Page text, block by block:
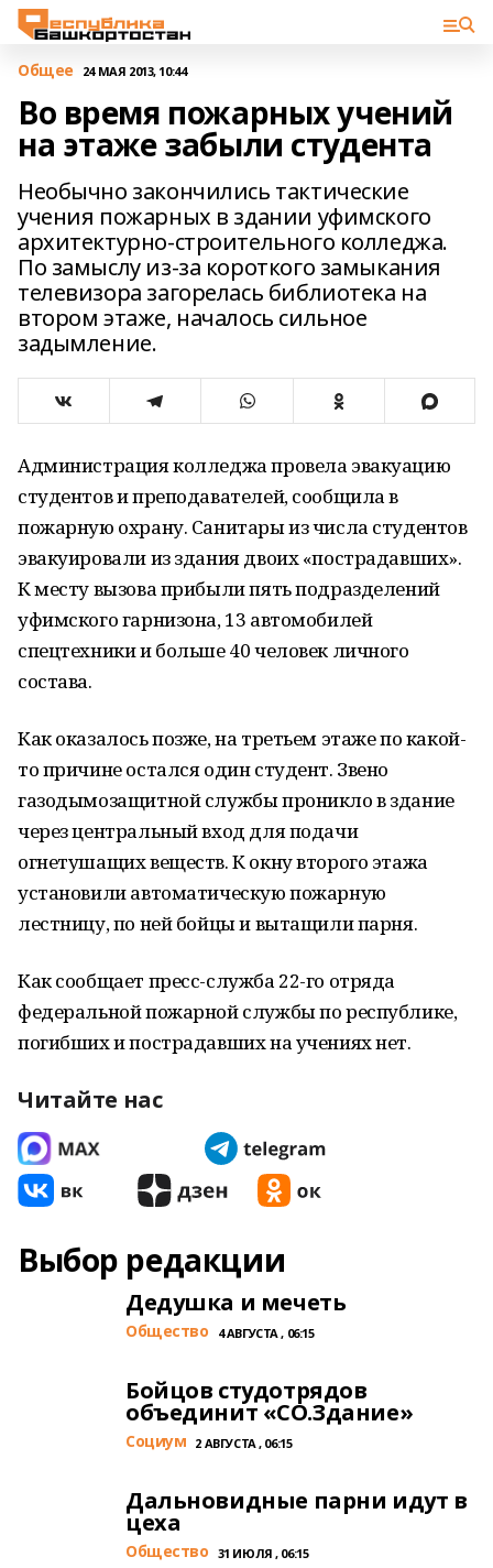
Общее 24 МАЯ 2013, 10:44
Во время пожарных учений
на этаже забыли студента
Необычно закончились тактические
учения пожарных в здании уфимского
архитектурно-строительного колледжа.
По замыслу из-за короткого замыкания
телевизора загорелась библиотека на
втором этаже, началось сильное
задымление.
Администрация колледжа провела эвакуацию
студентов и преподавателей, сообщила в
пожарную охрану. Санитары из числа студентов
эвакуировали из здания двоих «пострадавших».
К месту вызова прибыли пять подразделений
уфимского гарнизона, 13 автомобилей
спецтехники и больше 40 человек личного
состава.
Как оказалось позже, на третьем этаже по какой-
то причине остался один студент. Звено
газодымозащитной службы проникло в здание
через центральный вход для подачи
огнетушащих веществ. К окну второго этажа
установили автоматическую пожарную
лестницу, по ней бойцы и вытащили парня.
Как сообщает пресс-служба 22-го отряда
федеральной пожарной службы по республике,
погибших и пострадавших на учениях нет.
Читайте нас
Выбор редакции
Дедушка и мечеть
Общество 4 АВГУСТА , 06:15
Бойцов студотрядов
объединит «СО.Здание»
Cоциум 2 АВГУСТА , 06:15
Дальновидные парни идут в
цеха
Общество 31 ИЮЛЯ , 06:15